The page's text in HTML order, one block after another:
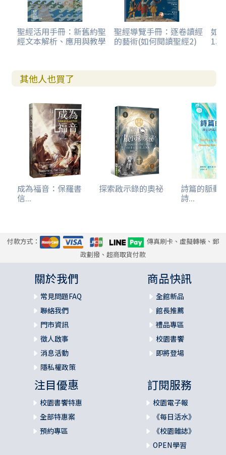
聖經活用手冊：新舊約聖
經文本解析、應用與教學
聖經導覽手冊：逐卷讀經
的藝術(如何閱讀聖經2)
如
13
其他人也買了
成為福音：保羅書
信...
探索啟示錄的奧祕 詩篇的脈動
詩...
付款方式：
傳真刷卡、虛擬轉帳、郵
政劃撥、超商取貨付款
關於我們
常見問題FAQ
聯絡我們
門市資訊
徵人啟事
消息活動
隱私權政策
商品快訊
全館新品
館長推薦
禮品專區
校園書饗
即將登場
注目優惠
校園書饗特惠
全部特惠案
預約專區
訂閱服務
校園電子報
《每日活水》
《校園雜誌》
OPEN學習